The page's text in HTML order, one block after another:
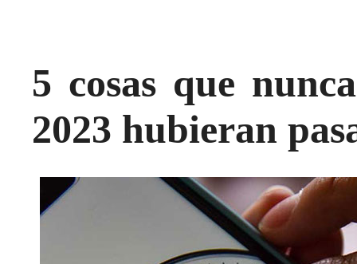
5 cosas que
2023 hubieran